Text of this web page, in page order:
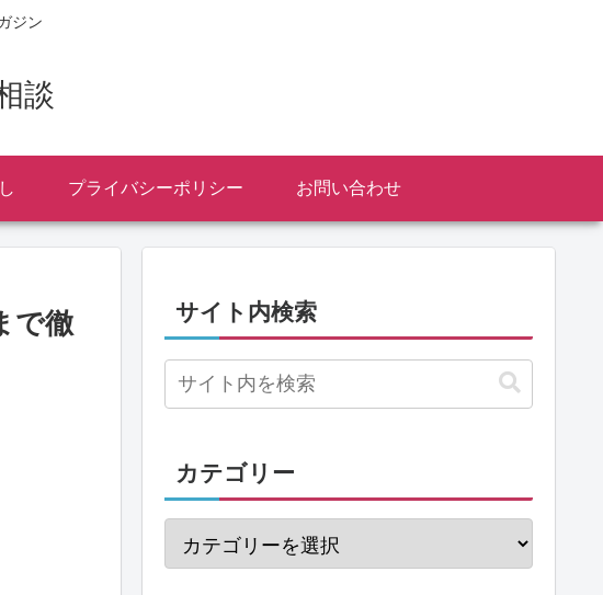
ジン
談
プライバシーポリシー お問い合わせ
で徹
サイト内検索
カテゴリー